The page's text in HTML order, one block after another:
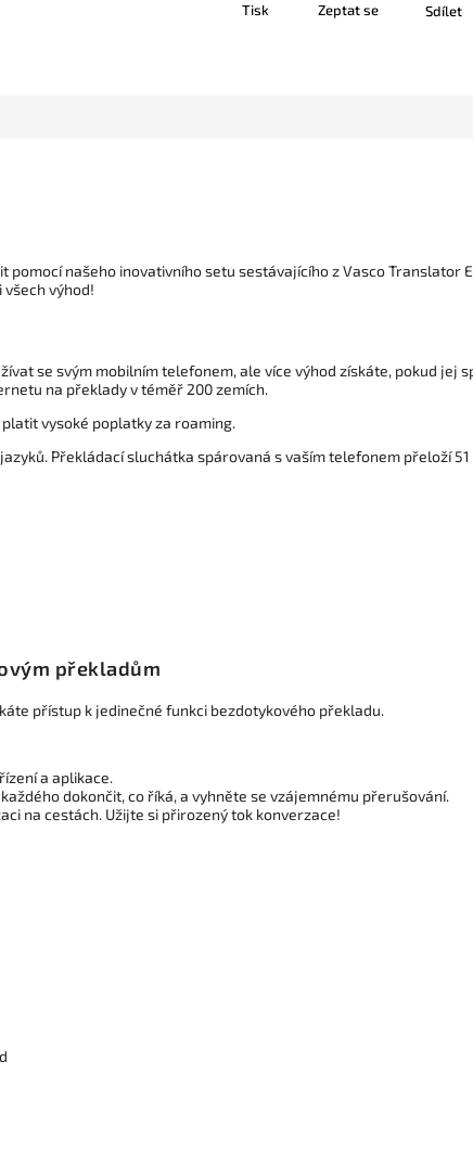
Tisk Zeptat se Sdílet
našeho inovativního setu sestávajícího z Vasco Translator
výhod!
se svým mobilním telefonem, ale více výhod získáte, pokud
na překlady v téměř 200 zemích.
vysoké poplatky za roaming.
Překládací sluchátka spárovaná s vaším telefonem přeloží
překladům
přístup k jedinečné funkci bezdotykového překladu.
a aplikace.
dokončit, co říká, a vyhněte se vzájemnému přerušování.
na cestách. Užijte si přirozený tok konverzace!